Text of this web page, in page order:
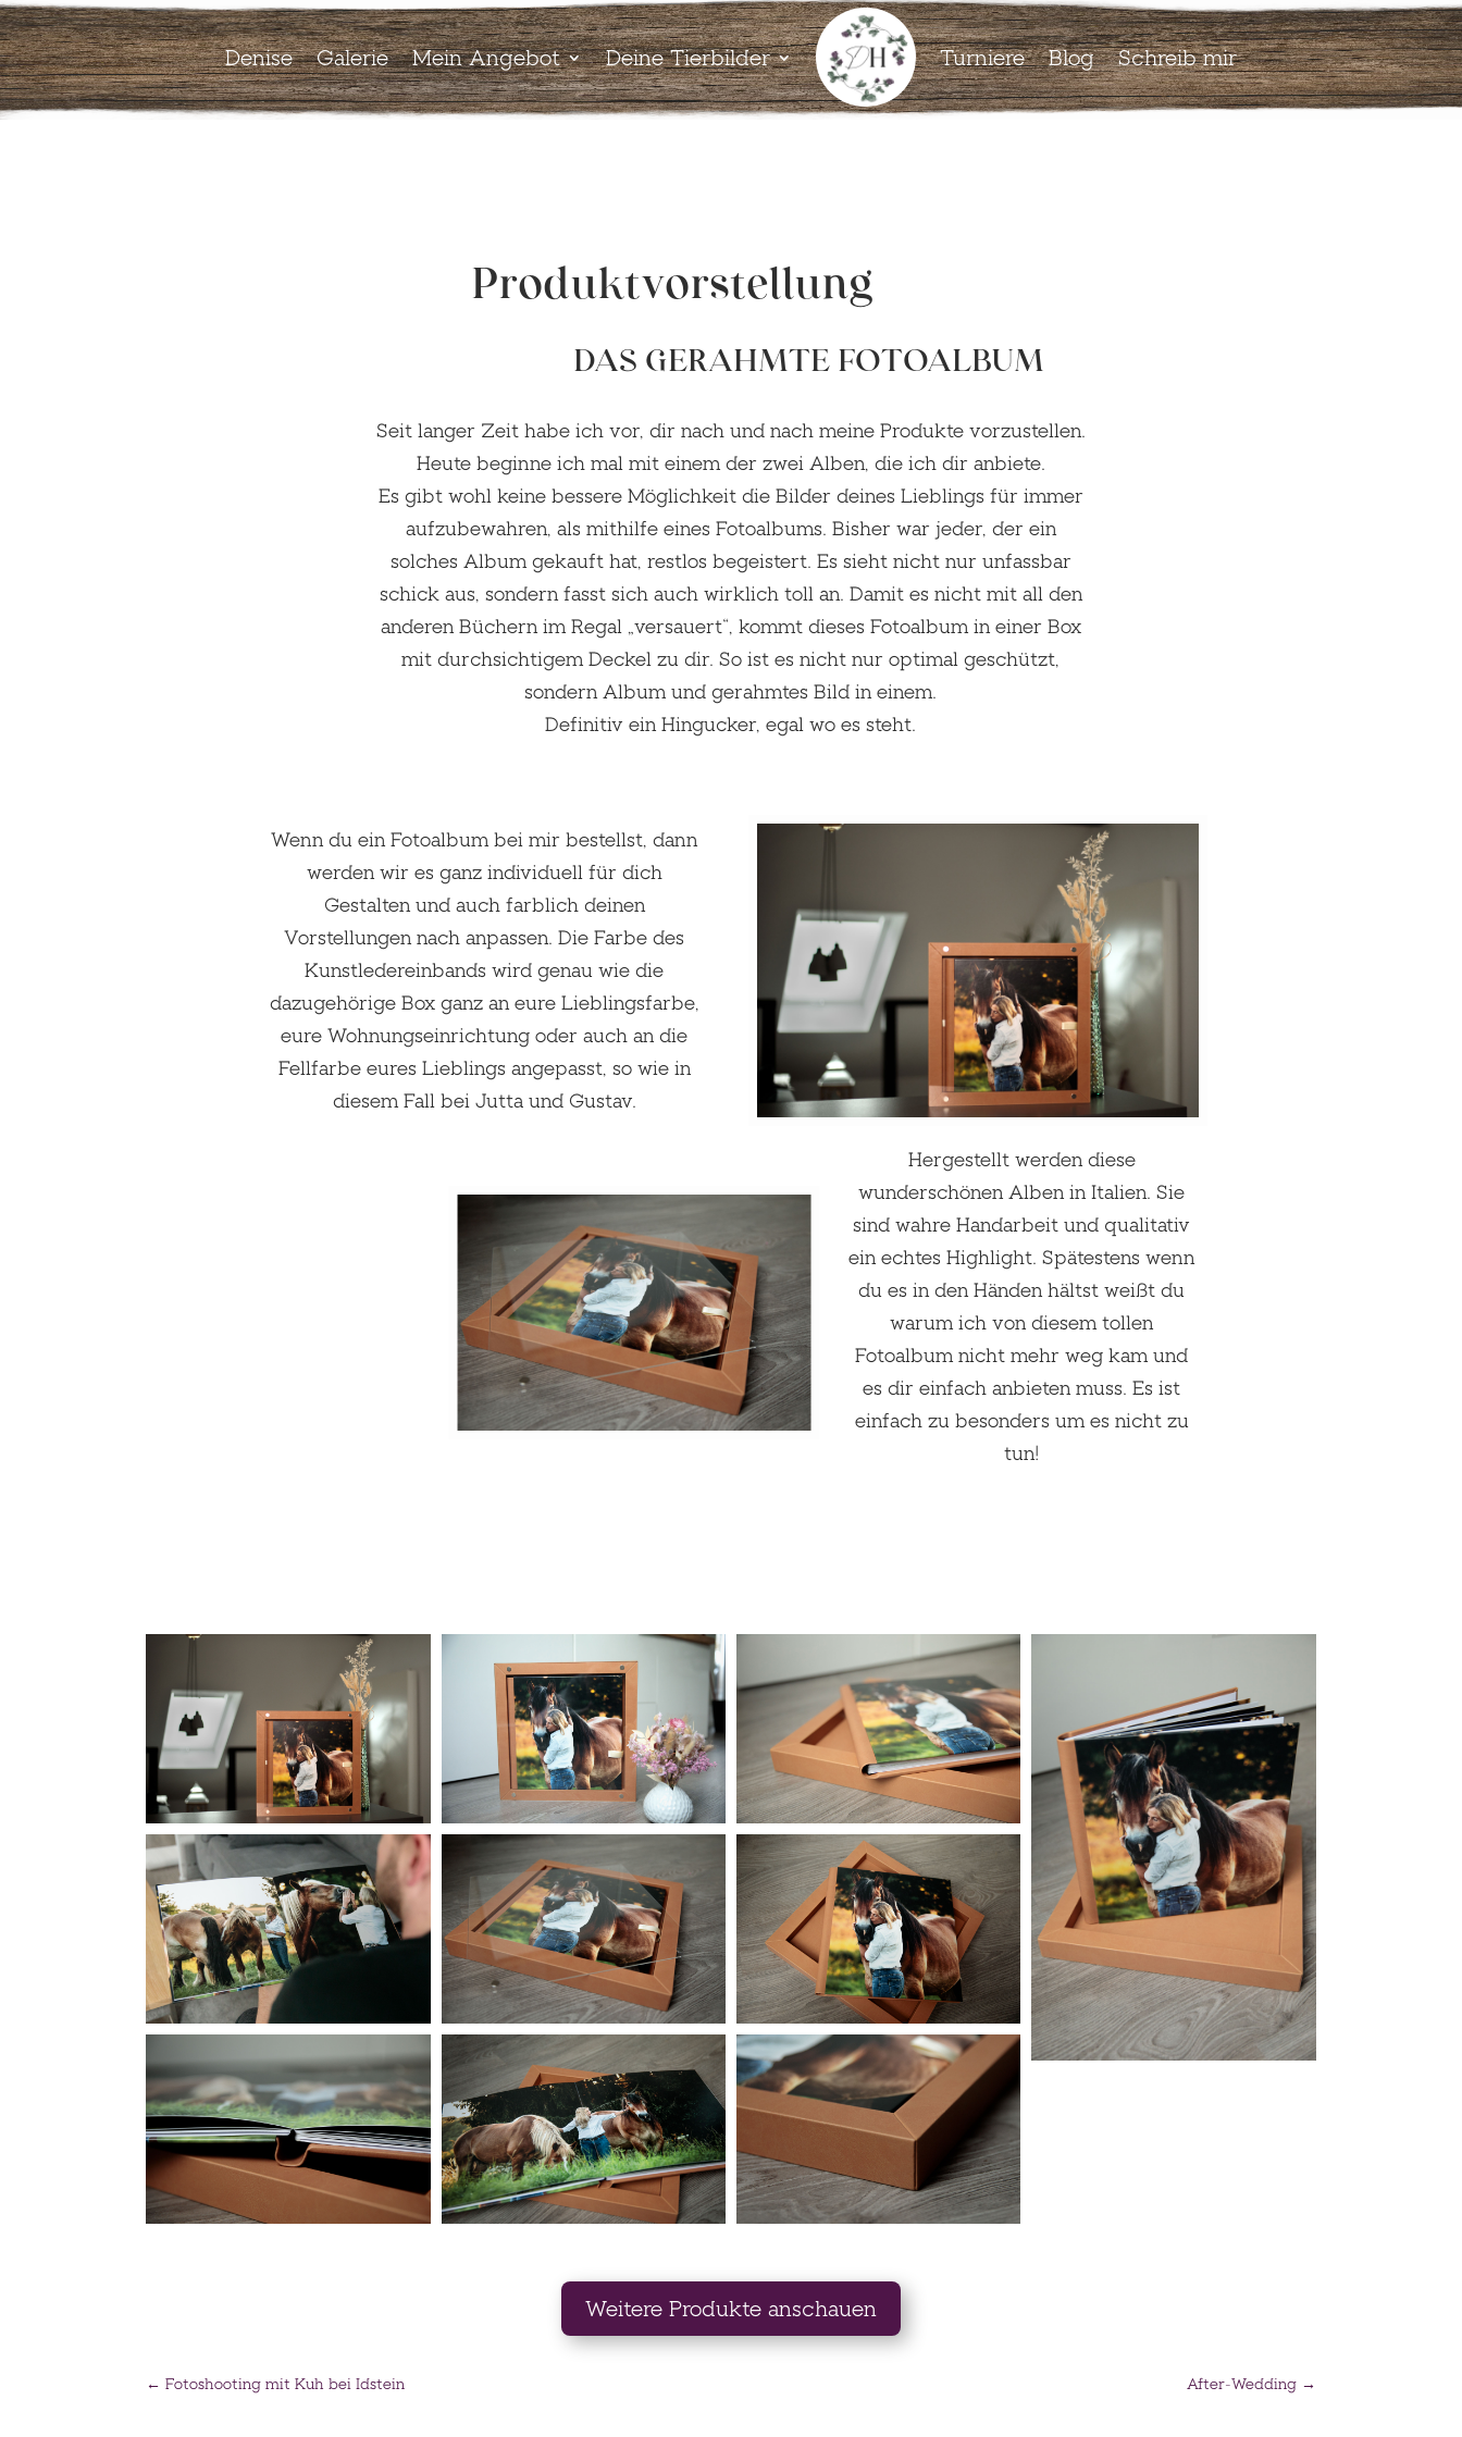
Denise Galerie Mein Angebot Deine Tierbilder Turniere Blog Schreib mir
Produktvorstellung
DAS GERAHMTE FOTOALBUM
Seit langer Zeit habe ich vor, dir nach und nach meine Produkte vorzustellen.
Heute beginne ich mal mit einem der zwei Alben, die ich dir anbiete.
Es gibt wohl keine bessere Möglichkeit die Bilder deines Lieblings für immer
aufzubewahren, als mithilfe eines Fotoalbums. Bisher war jeder, der ein
solches Album gekauft hat, restlos begeistert. Es sieht nicht nur unfassbar
schick aus, sondern fasst sich auch wirklich toll an. Damit es nicht mit all den
anderen Büchern im Regal „versauert“, kommt dieses Fotoalbum in einer Box
mit durchsichtigem Deckel zu dir. So ist es nicht nur optimal geschützt,
sondern Album und gerahmtes Bild in einem.
Definitiv ein Hingucker, egal wo es steht.
Wenn du ein Fotoalbum bei mir bestellst, dann
werden wir es ganz individuell für dich
Gestalten und auch farblich deinen
Vorstellungen nach anpassen. Die Farbe des
Kunstledereinbands wird genau wie die
dazugehörige Box ganz an eure Lieblingsfarbe,
eure Wohnungseinrichtung oder auch an die
Fellfarbe eures Lieblings angepasst, so wie in
diesem Fall bei Jutta und Gustav.
Hergestellt werden diese
wunderschönen Alben in Italien. Sie
sind wahre Handarbeit und qualitativ
ein echtes Highlight. Spätestens wenn
du es in den Händen hältst weißt du
warum ich von diesem tollen
Fotoalbum nicht mehr weg kam und
es dir einfach anbieten muss. Es ist
einfach zu besonders um es nicht zu
tun!
Weitere Produkte anschauen
←Fotoshooting mit Kuh bei Idstein After-Wedding→